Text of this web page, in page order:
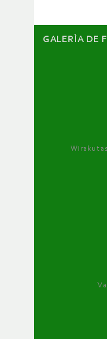
GALERÌA DE